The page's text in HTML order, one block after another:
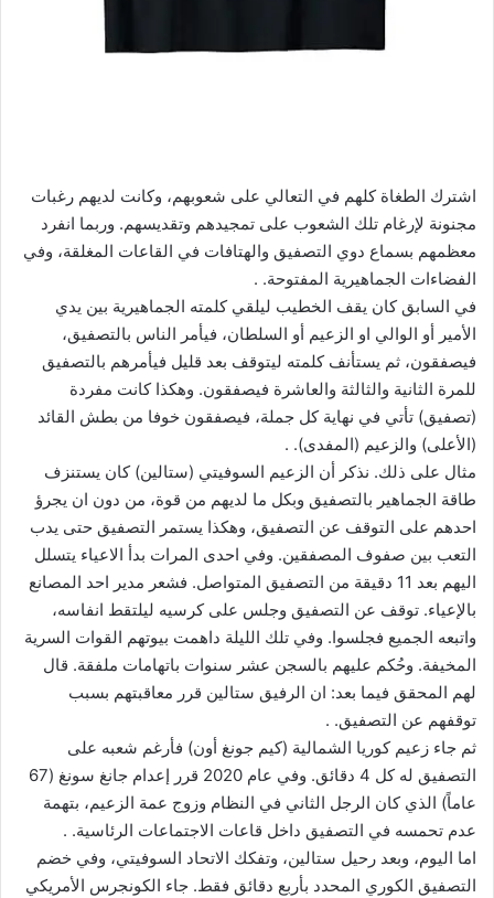
اشترك الطغاة كلهم في التعالي على شعوبهم، وكانت لديهم رغبات
مجنونة لإرغام تلك الشعوب على تمجيدهم وتقديسهم. وربما انفرد
معظمهم بسماع دوي التصفيق والهتافات في القاعات المغلقة، وفي
الفضاءات الجماهيرية المفتوحة. .
في السابق كان يقف الخطيب ليلقي كلمته الجماهيرية بين يدي
الأمير أو الوالي او الزعيم أو السلطان، فيأمر الناس بالتصفيق،
فيصفقون، ثم يستأنف كلمته ليتوقف بعد قليل فيأمرهم بالتصفيق
للمرة الثانية والثالثة والعاشرة فيصفقون. وهكذا كانت مفردة
(تصفيق) تأتي في نهاية كل جملة، فيصفقون خوفا من بطش القائد
(الأعلى) والزعيم (المفدى). .
مثال على ذلك. نذكر أن الزعيم السوفيتي (ستالين) كان يستنزف
طاقة الجماهير بالتصفيق وبكل ما لديهم من قوة، من دون ان يجرؤ
احدهم على التوقف عن التصفيق، وهكذا يستمر التصفيق حتى يدب
التعب بين صفوف المصفقين. وفي احدى المرات بدأ الاعياء يتسلل
اليهم بعد 11 دقيقة من التصفيق المتواصل. فشعر مدير احد المصانع
بالإعياء. توقف عن التصفيق وجلس على كرسيه ليلتقط انفاسه،
واتبعه الجميع فجلسوا. وفي تلك الليلة داهمت بيوتهم القوات السرية
المخيفة. وحُكم عليهم بالسجن عشر سنوات باتهامات ملفقة. قال
لهم المحقق فيما بعد: ان الرفيق ستالين قرر معاقبتهم بسبب
توقفهم عن التصفيق. .
ثم جاء زعيم كوريا الشمالية (كيم جونغ أون) فأرغم شعبه على
التصفيق له كل 4 دقائق. وفي عام 2020 قرر إعدام جانغ سونغ (67
عاماً) الذي كان الرجل الثاني في النظام وزوج عمة الزعيم، بتهمة
عدم تحمسه في التصفيق داخل قاعات الاجتماعات الرئاسية. .
اما اليوم، وبعد رحيل ستالين، وتفكك الاتحاد السوفيتي، وفي خضم
التصفيق الكوري المحدد بأربع دقائق فقط. جاء الكونجرس الأمريكي